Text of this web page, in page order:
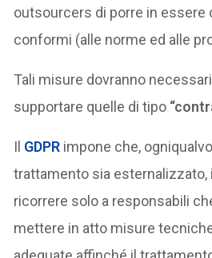
outsourcers di porre in essere
conformi (alle norme ed alle
Tali misure dovranno
supportare quelle di tipo
Il GDPR impone che,
trattamento sia esternalizzato,
ricorrere solo a responsabili
mettere in atto misure